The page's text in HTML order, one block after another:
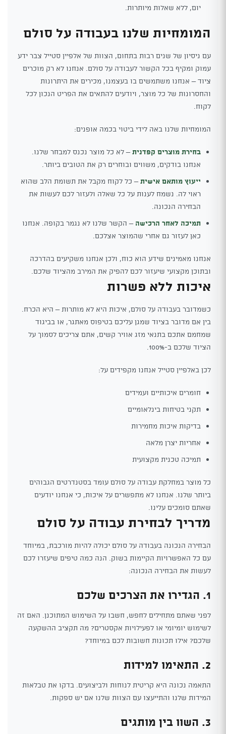
יום, ללא שאלות מיותרות.
המומחיות שלנו בעבודה על סולם
עם ניסיון של שנים רבות בתחום, הצוות של אלפיין סטייל צבר ידע
עמוק ומקיף בכל הקשור לעבודה על סולם. אנחנו לא רק מוכרים
ציוד – אנחנו משתמשים בו בעצמנו, מכירים את היתרונות
והחסרונות של כל מוצר, ויודעים להתאים את הפריט הנכון לכל
לקוח.
המומחיות שלנו באה לידי ביטוי בכמה אופנים:
בחירת מוצרים קפדנית– לא כל מוצר נכנס למבחר שלנו.
אנחנו בודקים, משווים ובוחרים רק את הטובים ביותר.
ייעוץ מותאם אישית– כל לקוח מקבל את תשומת הלב שהוא
ראוי לה. נשמח לענות על כל שאלה ולעזור לכם לעשות את
הבחירה הנכונה.
תמיכה לאחר הרכישה – הקשר שלנו לא נגמר בקופה. אנחנו
כאן לעזור גם אחרי שהמוצר אצלכם.
אנחנו מאמינים שידע הוא כוח, ולכן אנחנו משקיעים בהדרכה
ובתוכן מקצועי שיעזור לכם להפיק את המירב מהציוד שלכם.
איכות ללא פשרות
כשמדובר בעבודה על סולם, איכות היא לא מותרות – היא הכרח.
בין אם מדובר בציוד שמגן עליכם בטיפוס מאתגר, או בביגוד
שמחמם אתכם בתנאי מזג אוויר קשים, אתם צריכים לסמוך על
הציוד שלכם ב-100%.
לכן באלפיין סטייל אנחנו מקפידים על:
חומרים איכותיים ועמידים
תקני בטיחות בינלאומיים
בדיקות איכות מחמירות
אחריות יצרן מלאה
תמיכה טכנית מקצועית
כל מוצר במחלקת עבודה על סולם עומד בסטנדרטים הגבוהים
ביותר שלנו. אנחנו לא מתפשרים על איכות, כי אנחנו יודעים
שאתם סומכים עלינו.
מדריך לבחירת עבודה על סולם
הבחירה הנכונה בעבודה על סולם יכולה להיות מורכבת, במיוחד
עם כל האפשרויות הקיימות בשוק. הנה כמה טיפים שיעזרו לכם
לעשות את הבחירה הנכונה:
1. הגדירו את הצרכים שלכם
לפני שאתם מתחילים לחפש, חשבו על השימוש המתוכנן. האם זה
לשימוש יומיומי או לפעילויות אקסטרים? מה תקציב ההשקעה
שלכם? אילו תכונות חשובות לכם במיוחד?
2. התאימו למידות
התאמה נכונה היא קריטית לנוחות ולביצועים. בדקו את טבלאות
המידות שלנו והתייעצו עם הצוות שלנו אם יש ספקות.
3. השוו בין מותגים